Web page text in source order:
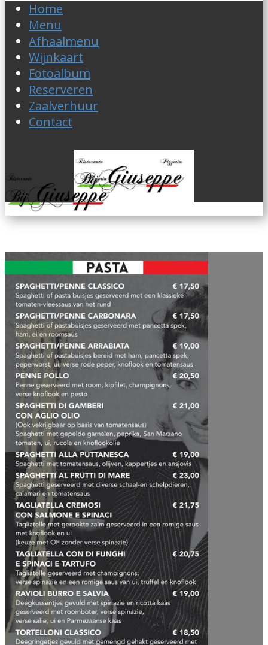
Home
Menu
Afhaalmenu
Wijnkaart
Fotoalbum
Reserveren
Zaalverhuur
Contact